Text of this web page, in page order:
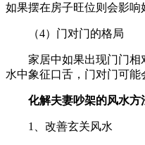
如果摆在房子旺位则会影响
（4）门对门的格局
家居中如果出现门门
水中象征口舌，门对门可能
化解夫妻吵架的风水方
1、改善玄关风水